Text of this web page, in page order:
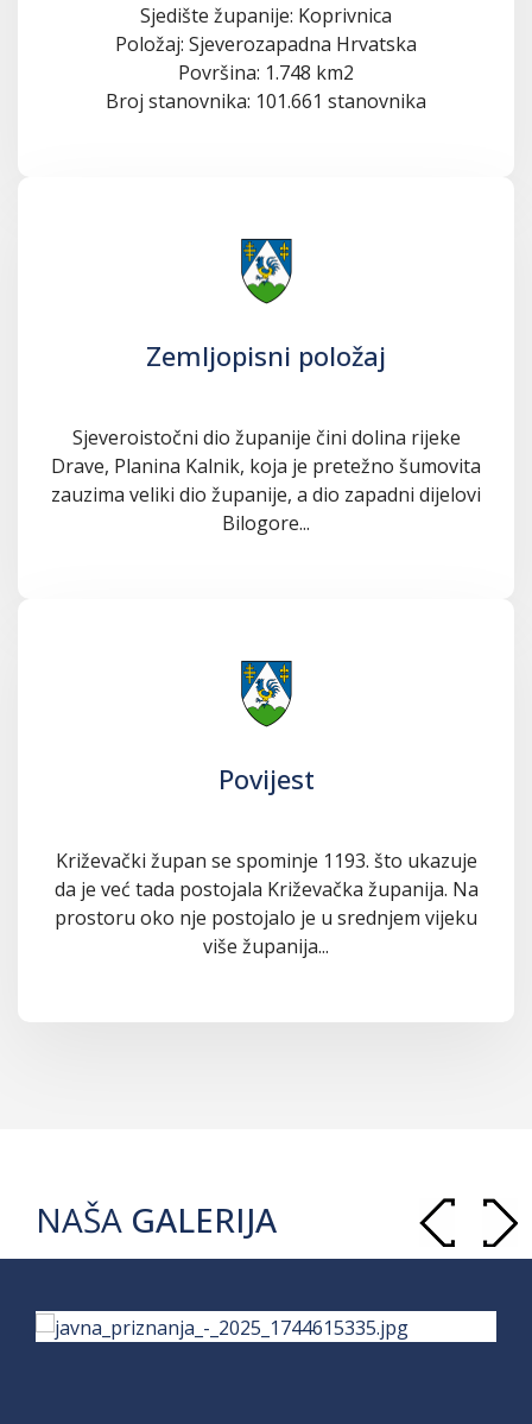
Sjedište županije: Koprivnica
Položaj: Sjeverozapadna Hrvatska
Površina: 1.748 km2
Broj stanovnika: 101.661 stanovnika
Zemljopisni položaj
Sjeveroistočni dio županije čini dolina rijeke
Drave, Planina Kalnik, koja je pretežno šumovita
zauzima veliki dio županije, a dio zapadni dijelovi
Bilogore...
Povijest
Križevački župan se spominje 1193. što ukazuje
da je već tada postojala Križevačka županija. Na
prostoru oko nje postojalo je u srednjem vijeku
više županija...
NAŠA GALERIJA